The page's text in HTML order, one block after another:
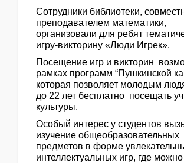
Сотрудники библиотеки,
преподавателем математики,
организовали для ребят
игру-викторину «Люди Игрек».
Посещение игр и викторин
рамках программ “Пушкинской
которая позволяет молодым
до 22 лет бесплатно посещать
культуры.
Особый интерес у студентов
изучение общеобразовательных
предметов в форме
интеллектуальных игр, где можно